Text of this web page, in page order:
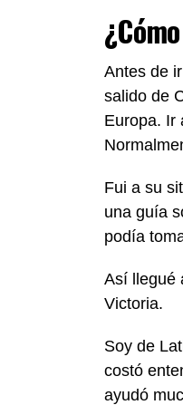
Antes de
salido de
Europa. Ir
Fui a su
una guía
podía
Así llegué
Victoria.
Soy de
costó
ayudó